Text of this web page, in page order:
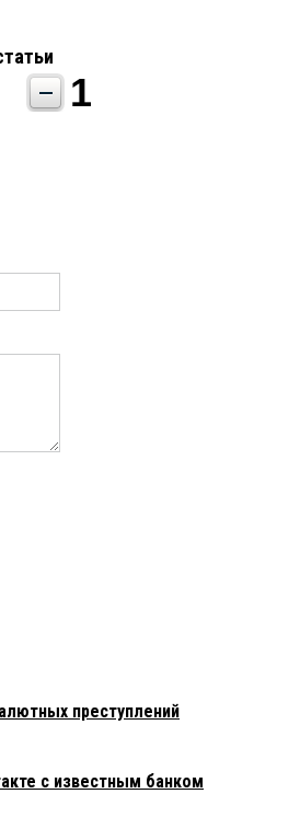
1
преступлений
с известным банком